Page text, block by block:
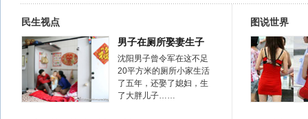
民生视点
男子在厕所娶妻生子
沈阳男子曾令军在这不足
20平方米的厕所小家生活
了五年，还娶了媳妇，生
了大胖儿子……
图说世界